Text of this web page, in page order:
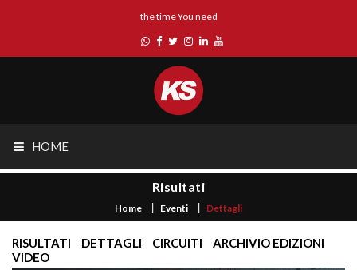
the time You need
HOME
Risultati
Home Eventi Dettagli
RISULTATI DETTAGLI CIRCUITI
ARCHIVIO EDIZIONI
VIDEO